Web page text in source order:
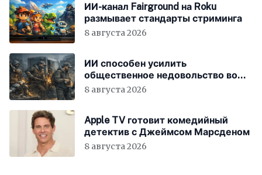
ИИ-канал Fairground на Roku
размывает стандарты стриминга
8 августа 2026
ИИ способен усилить
общественное недовольство во
всём мире
8 августа 2026
Apple TV готовит комедийный
детектив с Джеймсом Марсденом
8 августа 2026